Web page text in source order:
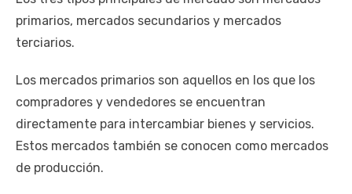
primarios, mercados secundarios y mercados
terciarios.
Los mercados primarios son aquellos en los que los
compradores y vendedores se encuentran
directamente para intercambiar bienes y servicios.
Estos mercados también se conocen como mercados
de producción.